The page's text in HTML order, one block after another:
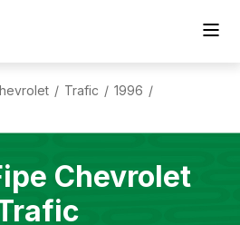
/ Trafic / 1996 /
Chevrolet